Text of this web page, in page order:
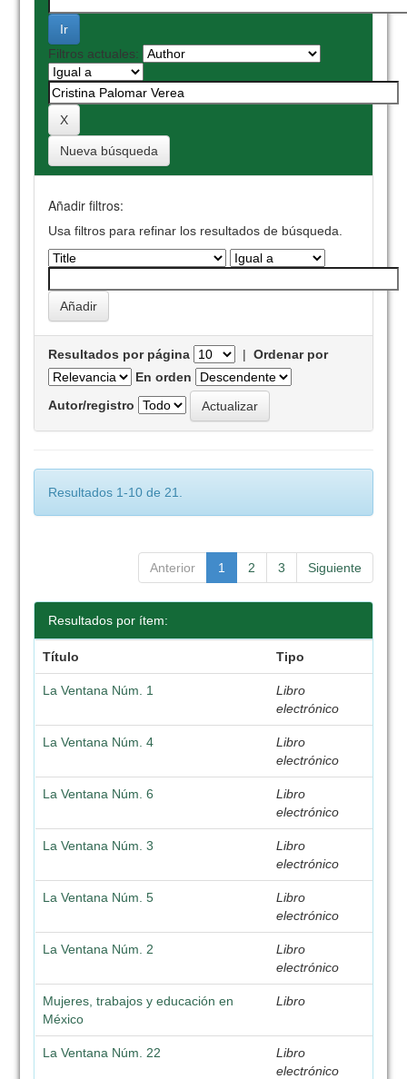
Filtros actuales:
Nueva búsqueda
Añadir filtros:
Usa filtros para refinar los resultados de búsqueda.
Resultados por página |Ordenar por
En orden
Autor/registro
Resultados 1-10 de 21.
Anterior 1 2 3 Siguiente
Resultados por ítem:
Título Tipo
La Ventana Núm. 1
Libro
electrónico
La Ventana Núm. 4
Libro
electrónico
La Ventana Núm. 6
Libro
electrónico
La Ventana Núm. 3
Libro
electrónico
La Ventana Núm. 5
Libro
electrónico
La Ventana Núm. 2
Libro
electrónico
Mujeres, trabajos y educación en
México
Libro
La Ventana Núm. 22
Libro
electrónico